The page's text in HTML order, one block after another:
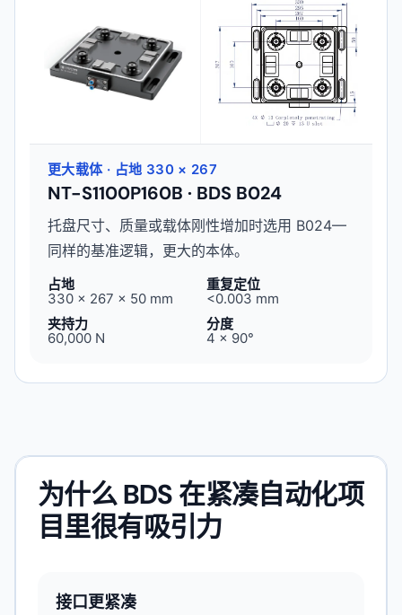
更大载体 · 占地 330 × 267
NT-S1100P160B · BDS B024
托盘尺寸、质量或载体刚性增加时选用 B024—
同样的基准逻辑，更大的本体。
占地
330 × 267 × 50 mm
重复定位
<0.003 mm
夹持力
60,000 N
分度
4 × 90°
为什么 BDS 在紧凑自动化项
目里很有吸引力
接口更紧凑